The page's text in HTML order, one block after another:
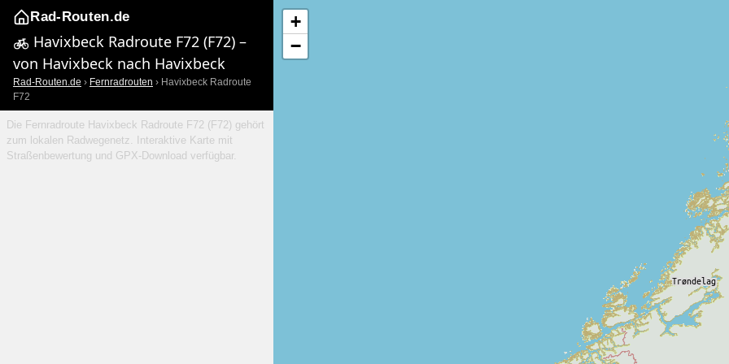
Rad-Routen.de
Havixbeck Radroute F72 (F72) –
von Havixbeck nach Havixbeck
Rad-Routen.de › Fernradrouten › Havixbeck Radroute
F72
Die Fernradroute Havixbeck Radroute F72 (F72) gehört
zum lokalen Radwegenetz. Interaktive Karte mit
Straßenbewertung und GPX-Download verfügbar.
+
−